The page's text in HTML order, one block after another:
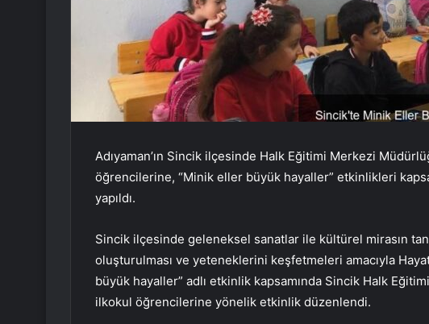
Adıyaman’ın Sincik ilçesinde Halk Eğitimi Merkezi
öğrencilerine, “Minik eller büyük hayaller” etkinlikleri
yapıldı.
Sincik ilçesinde geleneksel sanatlar ile kültürel mirasın
oluşturulması ve yeteneklerini keşfetmeleri amacıyla
büyük hayaller” adlı etkinlik kapsamında Sincik Halk
ilkokul öğrencilerine yönelik etkinlik düzenlendi.